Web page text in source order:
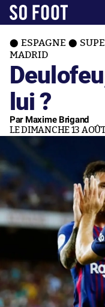
ESPAGNE
MADRID
lui ?
Par Maxime Brigand
LE DIMANCHE 13